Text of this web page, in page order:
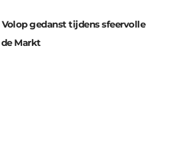
Volop gedanst tijdens sfeervolle
Markt